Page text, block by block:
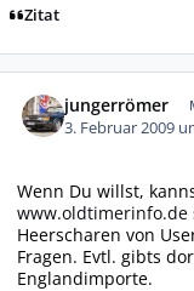
Zitat
jungerrömer
3. Februar 2009
Wenn Du willst,
www.oldtimerinfo.de
Heerscharen von
Fragen. Evtl. gibts
Englandimporte.